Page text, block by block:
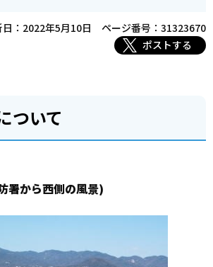
日：2022年5月10日
ページ番号：31323670
ポストする
ついて
署から西側の風景)